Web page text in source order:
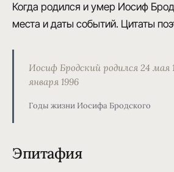
Когда родился и умер Иосиф
места и даты событий. Цитаты
Иосиф Бродский родился 24 мая
января 1996
Годы жизни Иосифа Бродского
Эпитафия